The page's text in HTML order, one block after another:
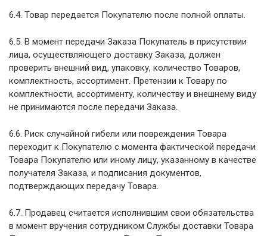
6.4. Товар передается Покупателю после полной оплаты.
6.5. В момент передачи Заказа Покупатель в присутствии
лица, осуществляющего доставку Заказа, должен
проверить внешний вид, упаковку, количество Товаров,
комплектность, ассортимент. Претензии к Товару по
комплектности, ассортименту, количеству и внешнему виду
не принимаются после передачи Заказа.
6.6. Риск случайной гибели или повреждения Товара
переходит к Покупателю с момента фактической передачи
Товара Покупателю или иному лицу, указанному в качестве
получателя Заказа, и подписания документов,
подтверждающих передачу Товара.
6.7. Продавец считается исполнившим свои обязательства
в момент вручения сотрудником Службы доставки Товара